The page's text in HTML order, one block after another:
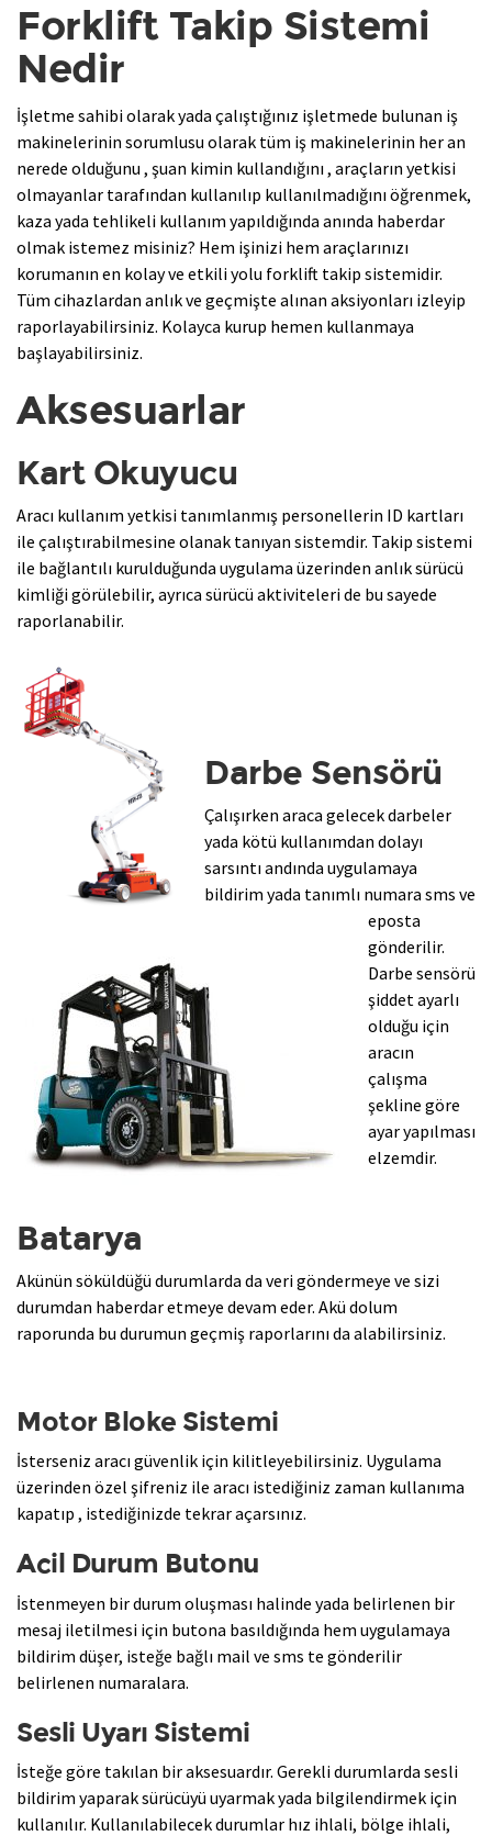
Forklift Takip Sistemi
Nedir
İşletme sahibi olarak yada çalıştığınız işletmede bulunan iş
makinelerinin sorumlusu olarak tüm iş makinelerinin her an
nerede olduğunu , şuan kimin kullandığını , araçların yetkisi
olmayanlar tarafından kullanılıp kullanılmadığını öğrenmek,
kaza yada tehlikeli kullanım yapıldığında anında haberdar
olmak istemez misiniz? Hem işinizi hem araçlarınızı
korumanın en kolay ve etkili yolu forklift takip sistemidir.
Tüm cihazlardan anlık ve geçmişte alınan aksiyonları izleyip
raporlayabilirsiniz. Kolayca kurup hemen kullanmaya
başlayabilirsiniz.
Aksesuarlar
Kart Okuyucu
Aracı kullanım yetkisi tanımlanmış personellerin ID kartları
ile çalıştırabilmesine olanak tanıyan sistemdir. Takip sistemi
ile bağlantılı kurulduğunda uygulama üzerinden anlık sürücü
kimliği görülebilir, ayrıca sürücü aktiviteleri de bu sayede
raporlanabilir.
Darbe Sensörü
Çalışırken araca gelecek darbeler
yada kötü kullanımdan dolayı
sarsıntı andında uygulamaya
bildirim yada tanımlı numara sms ve
eposta
gönderilir.
Darbe sensörü
şiddet ayarlı
olduğu için
aracın
çalışma
şekline göre
ayar yapılması
elzemdir.
Batarya
Akünün söküldüğü durumlarda da veri göndermeye ve sizi
durumdan haberdar etmeye devam eder. Akü dolum
raporunda bu durumun geçmiş raporlarını da alabilirsiniz.
Motor Bloke Sistemi
İsterseniz aracı güvenlik için kilitleyebilirsiniz. Uygulama
üzerinden özel şifreniz ile aracı istediğiniz zaman kullanıma
kapatıp , istediğinizde tekrar açarsınız.
Acil Durum Butonu
İstenmeyen bir durum oluşması halinde yada belirlenen bir
mesaj iletilmesi için butona basıldığında hem uygulamaya
bildirim düşer, isteğe bağlı mail ve sms te gönderilir
belirlenen numaralara.
Sesli Uyarı Sistemi
İsteğe göre takılan bir aksesuardır. Gerekli durumlarda sesli
bildirim yaparak sürücüyü uyarmak yada bilgilendirmek için
kullanılır. Kullanılabilecek durumlar hız ihlali, bölge ihlali,